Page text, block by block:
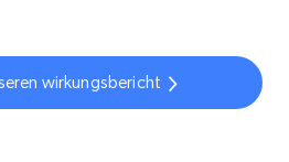
wirkungsbericht